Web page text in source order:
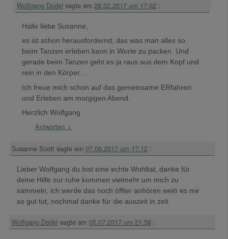
Wolfgang Dodel sagte am 28.02.2017 um 17:02 :
Hallo liebe Susanne,
es ist schon herausfordernd, das was man alles so
beim Tanzen erleben kann in Worte zu packen. Und
gerade beim Tanzen geht es ja raus aus dem Kopf und
rein in den Körper…
Ich freue mich schon auf das gemeinsame ERfahren
und Erleben am morgigen Abend.
Herzlich Wolfgang
Antworten ↓
Susanne Scott sagte am 07.06.2017 um 17:12 :
Lieber Wolfgang du bist eine echte Wohltat, danke für
deine Hilfe zur ruhe kommen vielmehr um mich zu
sammeln, ich werde das noch öffter anhören weiö es mir
so gut tut, nochmal danke für die auszeit in zeit
Wolfgang Dodel sagte am 05.07.2017 um 21:58 :